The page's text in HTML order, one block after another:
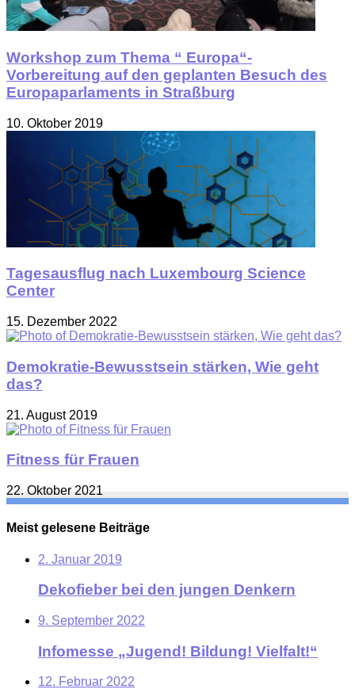
Workshop zum Thema “ Europa“-
Vorbereitung auf den geplanten Besuch des
Europaparlaments in Straßburg
10. Oktober 2019
Tagesausflug nach Luxembourg Science
Center
15. Dezember 2022
Demokratie-Bewusstsein stärken, Wie geht
das?
21. August 2019
Fitness für Frauen
22. Oktober 2021
Meist gelesene Beiträge
2. Januar 2019
Dekofieber bei den jungen Denkern
9. September 2022
Infomesse „Jugend! Bildung! Vielfalt!“
12. Februar 2022